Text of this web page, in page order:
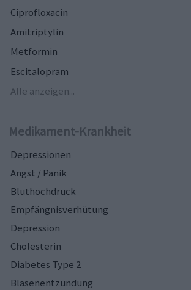
Ciprofloxacin
Amitriptylin
Metformin
Escitalopram
Alle anzeigen...
Medikament-Krankheit
Depressionen
Angst / Panik
Bluthochdruck
Empfängnisverhütung
Depression
Cholesterin
Diabetes Type 2
Blasenentzündung